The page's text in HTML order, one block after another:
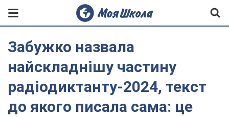
Забужко назвала
найскладнішу частину
радіодиктанту-2024, текст
до якого писала сама: це